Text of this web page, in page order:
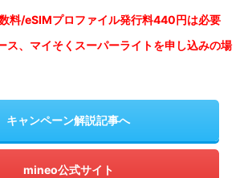
料/eSIMプロファイル発行料440円は必要
、マイそくスーパーライトを申し込みの場
キャンペーン解説記事へ
mineo公式サイト